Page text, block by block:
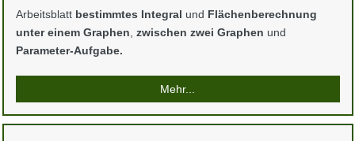
Arbeitsblatt bestimmtes Integral und Flächenberechnung
unter einem Graphen zwischen zwei Graphen und
Parameter-Aufgabe.
Mehr...